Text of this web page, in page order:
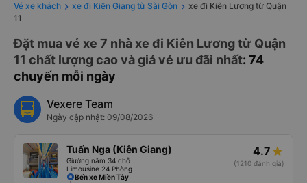
Vé xe khách xe đi Kiên Giang từ Sài Gòn
xe đi Kiên Lương từ Quận
11
Đặt mua vé xe 7 nhà xe đi Kiên Lương từ Quận
11 chất lượng cao và giá vé ưu đãi nhất: 74
chuyến mỗi ngày
Vexere Team
Ngày cập nhật: 09/08/2026
Tuấn Nga (Kiên Giang)
Giường nằm 34 chỗ
Limousine 24 Phòng
4.7
(1210 đánh giá)
Bến xe Miền Tây